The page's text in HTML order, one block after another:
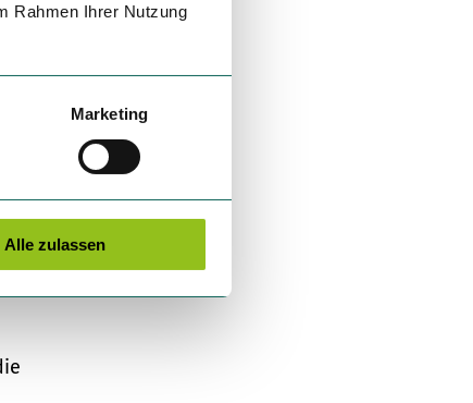
Rahmen Ihrer Nutzung
Marketing
Alle zulassen